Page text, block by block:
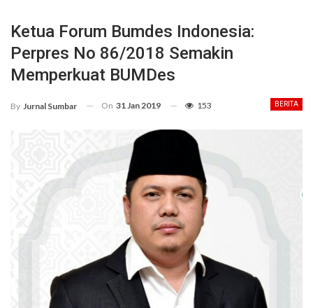
Ketua Forum Bumdes Indonesia:
Perpres No 86/2018 Semakin
Memperkuat BUMDes
BERITA
By Jurnal Sumbar On 31 Jan 2019 153